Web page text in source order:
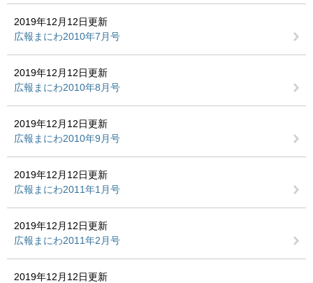
2019年12月12日更新
広報まにわ2010年7月号
2019年12月12日更新
広報まにわ2010年8月号
2019年12月12日更新
広報まにわ2010年9月号
2019年12月12日更新
広報まにわ2011年1月号
2019年12月12日更新
広報まにわ2011年2月号
2019年12月12日更新